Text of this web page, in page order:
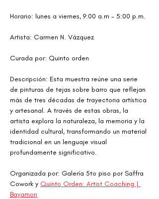
Horario: lunes a viernes, 9:00 a.m - 5:00 p.m.
Artista: Carmen N. Vázquez
Curada por: Quinto orden
Descripción: Esta muestra reúne una serie
de pinturas de tejas sobre barro que reflejan
más de tres décadas de trayectoria artística
y artesanal. A través de estas obras, la
artista explora la naturaleza, la memoria y la
identidad cultural, transformando un material
tradicional en un lenguaje visual
profundamente significativo.
Organizada por: Galería 5to piso por Saffra
Cowork y Quinto Orden: Artist Coaching |
Bayamon